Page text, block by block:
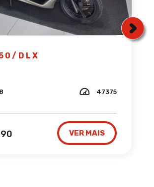
DLX
47375
VER MAIS